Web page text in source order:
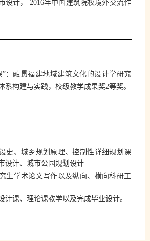
2016
”：融贯福建地域建筑文化的设计学研究
系构建与实践，校级教学成果奖2等奖。
史、城乡规划原理、控制性详细规划课
设计、城市公园规划设计
生学术论文写作以及纵向、横向科研工
计课、理论课教学以及完成毕业设计。